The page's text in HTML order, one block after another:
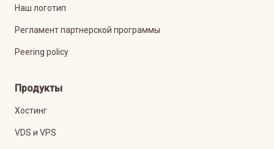
Наш логотип
Регламент партнерской программы
Peering policy
Продукты
Хостинг
VDS и VPS